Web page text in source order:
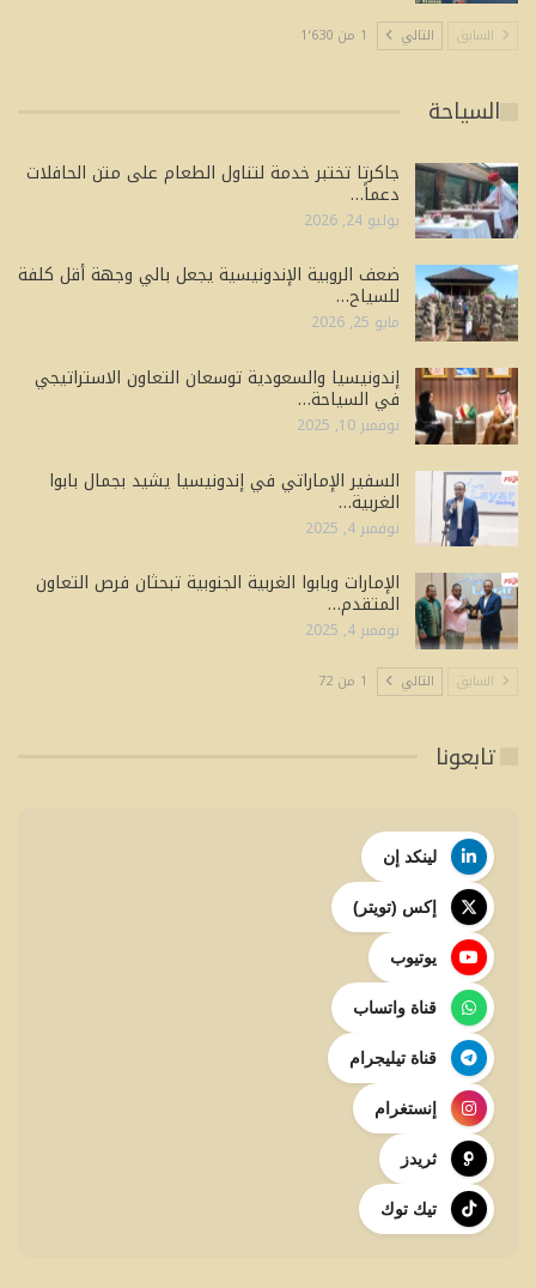
السابق التالي 1 من 1٬630
السياحة
جاكرتا تختبر خدمة لتناول الطعام على متن الحافلات
دعماً…
يوليو 24, 2026
ضعف الروبية الإندونيسية يجعل بالي وجهة أقل كلفة
للسياح…
مايو 25, 2026
إندونيسيا والسعودية توسعان التعاون الاستراتيجي
في السياحة…
نوفمبر 10, 2025
السفير الإماراتي في إندونيسيا يشيد بجمال بابوا
الغربية…
نوفمبر 4, 2025
الإمارات وبابوا الغربية الجنوبية تبحثان فرص التعاون
المتقدم…
نوفمبر 4, 2025
السابق التالي 1 من 72
تابعونا
لينكد إن
إكس (تويتر)
يوتيوب
قناة واتساب
قناة تيليجرام
إنستغرام
ثريدز
تيك توك